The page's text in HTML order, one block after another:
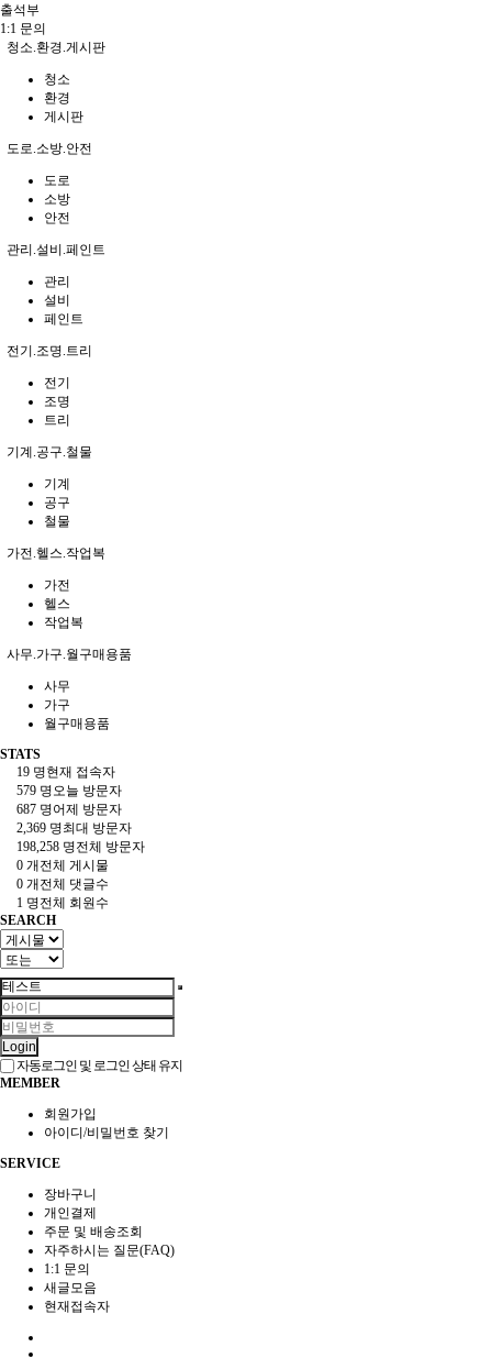
출석부
1:1 문의
청소.환경.게시판
청소
환경
게시판
도로.소방.안전
도로
소방
안전
관리.설비.페인트
관리
설비
페인트
전기.조명.트리
전기
조명
트리
기계.공구.철물
기계
공구
철물
가전.헬스.작업복
가전
헬스
작업복
사무.가구.월구매용품
사무
가구
월구매용품
STATS
19 명현재 접속자
579 명 오늘 방문자
687 명어제 방문자
2,369 명최대 방문자
198,258 명전체 방문자
0 개전체 게시물
0 개전체 댓글수
1 명전체 회원수
SEARCH
Login
자동로그인 및 로그인 상태 유지
MEMBER
회원가입
아이디/비밀번호 찾기
SERVICE
장바구니
개인결제
주문 및 배송조회
자주하시는 질문(FAQ)
1:1 문의
새글모음
현재접속자